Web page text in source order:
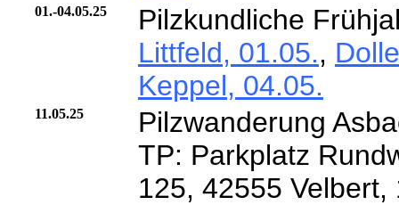
01.-04.05.25
Pilzkundliche
Littfeld, 01.05.,
Keppel, 04.05.
11.05.25
Pilzwanderung
TP: Parkplatz
125, 42555 Velbert,